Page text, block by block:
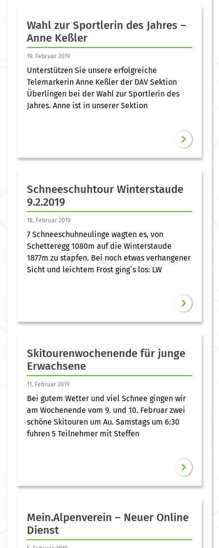
Wahl zur Sportlerin des Jahres –
Anne Keßler
19. Februar 2019
Unterstützen Sie unsere erfolgreiche
Telemarkerin Anne Keßler der DAV Sektion
Überlingen bei der Wahl zur Sportlerin des
Jahres. Anne ist in unserer Sektion
Schneeschuhtour Winterstaude
9.2.2019
18. Februar 2019
7 Schneeschuhneulinge wagten es, von
Schetteregg 1080m auf die Winterstaude
1877m zu stapfen. Bei noch etwas verhangener
Sicht und leichtem Frost ging`s los: LW
Skitourenwochenende für junge
Erwachsene
11. Februar 2019
Bei gutem Wetter und viel Schnee gingen wir
am Wochenende vom 9. und 10. Februar zwei
schöne Skitouren um Au. Samstags um 6:30
fuhren 5 Teilnehmer mit Steffen
Mein.Alpenverein – Neuer Online
Dienst